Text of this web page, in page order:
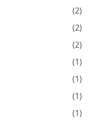
(2)
(2)
(2)
(1)
(1)
(1)
(1)